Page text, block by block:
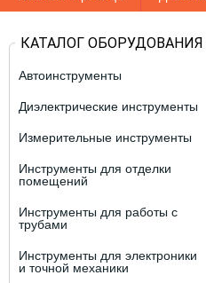
КАТАЛОГ ОБОРУДОВАНИЯ
Автоинструменты
Диэлектрические инструменты
Измерительные инструменты
Инструменты для отделки
помещений
Инструменты для работы с
трубами
Инструменты для электроники
и точной механики